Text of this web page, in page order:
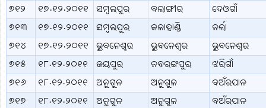
୭୧୨
୧୭.୧୨.୨୦୧୧ ସମ୍ବଲପୁର ବଲାଙ୍ଗୀର
ଦେଓଗାଁ
୭୧୩
୧୭.୧୨.୨୦୧୧ ସମ୍ବଲପୁର କଳାହାଣ୍ଡି
ନର୍ଲା
୭୧୪
୧୭.୧୨.୨୦୧୧ ଭୁବନେଶ୍ବର ଭୁବନେଶ୍ବର
ଭୁବନେଶ୍ବର
୭୧୫
୧୮.୧୨.୨୦୧୧ ଜୟପୁର ନବରଙ୍ଗପୁର
ଝରିଗାଁ
୭୧୬
୧୮.୧୨.୨୦୧୧ ଅନୁଗୁଳ ଅନୁଗୁଳ
ବଅଁରପାଳ
୭୧୭
୧୮.୧୨.୨୦୧୧ ଅନୁଗୁଳ ଅନୁଗୁଳ
ବଅଁରପାଳ